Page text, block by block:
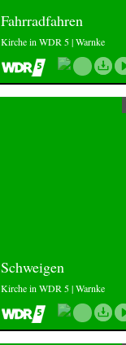
Fahrradfahren
Kirche in WDR 5 | Warnke
Schweigen
Kirche in WDR 5 | Warnke